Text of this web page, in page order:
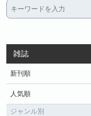
雑誌
新刊順
人気順
ジャンル別